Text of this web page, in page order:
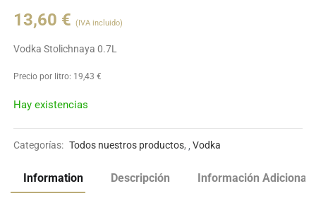
13,60 € (IVA incluido)
Vodka Stolichnaya 0.7L
Precio por litro: 19,43€
Hay existencias
Categorías: Todos nuestros productos, Vodka
Information Descripción Información Adicional